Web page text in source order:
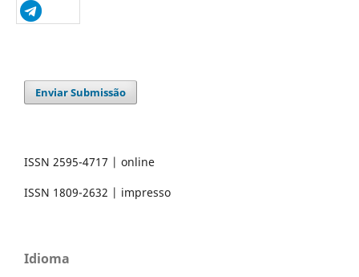
Enviar Submissão
ISSN 2595-4717 | online
ISSN 1809-2632 | impresso
Idioma